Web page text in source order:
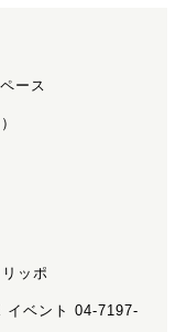
ース
ッポ
イベント 04-7197-